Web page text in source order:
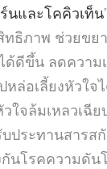
นและโคคิวเท็น
ทธิภาพ ช่วยขย
ด้ดีขึ้น ลดควา
ล่อเลี้ยงหัวใจ
ใจล้มเหลวเฉี
ประทานสารส
กันโรคความดัน